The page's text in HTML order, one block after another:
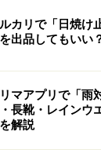
ウル
5選！ 本人
用する場合、ほ
カリで「日焼け
出品してもいい
マアプリで「雨
長靴・レインウ
解説